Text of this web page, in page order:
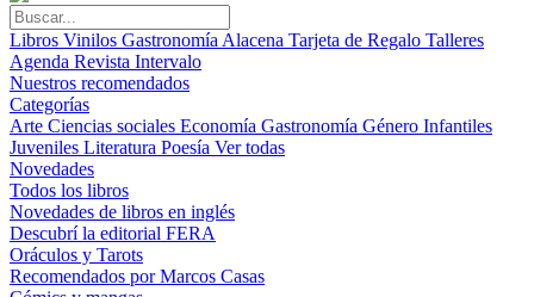
Libros Vinilos Gastronomía Alacena Tarjeta de Regalo Talleres
Agenda Revista Intervalo
Nuestros recomendados
Categorías
Arte Ciencias sociales Economía Gastronomía Género Infantiles
Juveniles Literatura Poesía Ver todas
Novedades
Todos los libros
Novedades de libros en inglés
Descubrí la editorial FERA
Oráculos y Tarots
Recomendados por Marcos Casas